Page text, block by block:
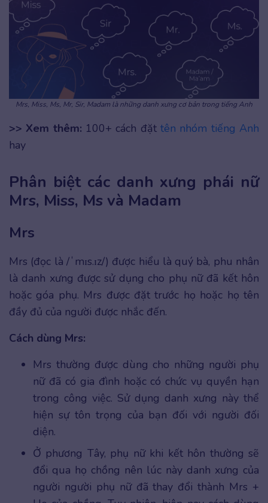
Mrs, Miss, Ms, Mr, Sir, Madam là những danh xưng cơ bản trong tiếng Anh
>> Xem thêm: 100+ cách đặttên nhóm tiếng Anh
hay
Phân biệt các danh xưng phái nữ
Mrs, Miss, Ms và Madam
Mrs
Mrs (đọc là /ˈmɪs.ɪz/) được hiểu là quý bà, phu nhân
là danh xưng được sử dụng cho phụ nữ đã kết hôn
hoặc góa phụ. Mrs được đặt trước họ hoặc họ tên
đầy đủ của người được nhắc đến.
Cách dùng Mrs:
Mrs thường được dùng cho những người phụ
nữ đã có gia đình hoặc có chức vụ quyền hạn
trong công việc. Sử dụng danh xưng này thể
hiện sự tôn trọng của bạn đối với người đối
diện.
Ở phương Tây, phụ nữ khi kết hôn thường sẽ
đổi qua họ chồng nên lúc này danh xưng của
người người phụ nữ đã thay đổi thành Mrs +